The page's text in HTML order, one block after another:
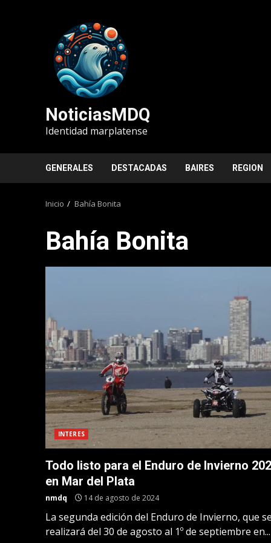
NoticiasMDQ
Identidad marplatense
GENERALES DESTACADAS BAIRES REGION
Inicio Bahía Bonita
Bahía Bonita
INTERES
Todo listo para el Enduro de Invierno
en Mar del Plata
nmdq 14 de agosto de 2024
La segunda edición del Enduro de Invierno, que
realizará del 30 de agosto al 1º de septiembre en...